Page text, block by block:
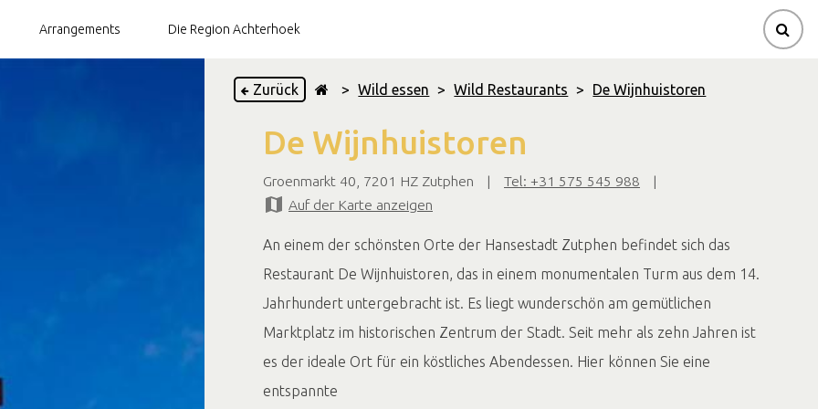
Arrangements Die Region Achterhoek
Zurück > Wild essen > Wild Restaurants > De Wijnhuistoren
De Wijnhuistoren
Groenmarkt 40, 7201 HZ Zutphen | Tel: +31 575 545 988
|
Auf der Karte anzeigen
An einem der schönsten Orte der Hansestadt Zutphen befindet sich das
Restaurant De Wijnhuistoren, das in einem monumentalen Turm aus dem 14.
Jahrhundert untergebracht ist. Es liegt wunderschön am gemütlichen
Marktplatz im historischen Zentrum der Stadt. Seit mehr als zehn Jahren ist
es der ideale Ort für ein köstliches Abendessen. Hier können Sie eine
entspannte